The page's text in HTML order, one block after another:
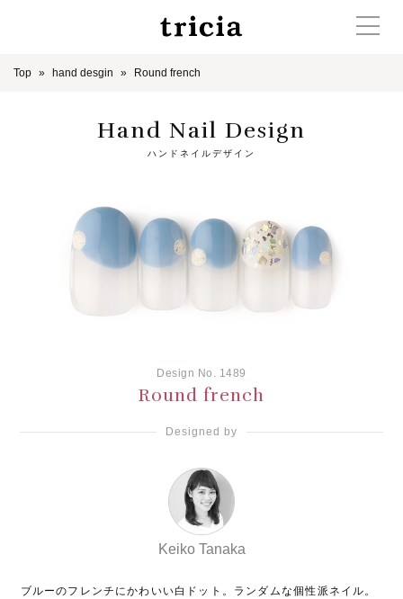
Top hand desgin Round french
Hand Nail Design
ハンドネイルデザイン
Design No. 1489
Round french
Designed by
Keiko Tanaka
ブルーのフレンチにかわいい白ドット。ランダムな個性派ネイル。